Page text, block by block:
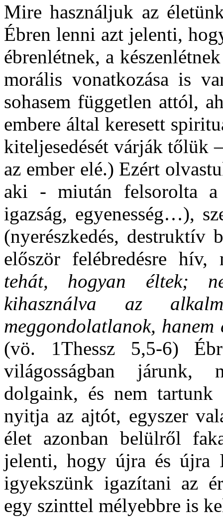
Mire használjuk az
Ébren lenni azt jelenti,
ébrenlétnek, a
morális vonatkozása is
sohasem független attól,
embere által keresett
kiteljesedését várják tőlük
az ember elé.) Ezért
aki - miután felsorolta a
igazság, egyenesség…),
(nyerészkedés, destruktív
először felébredésre
tehát, hogyan éltek;
kihasználva az
meggondolatlanok,
(vö. 1Thessz 5,5-6)
világosságban járunk,
dolgaink, és nem
nyitja az ajtót, egyszer
élet azonban belülről
jelenti, hogy újra és újra
igyekszünk igazítani az
egy szinttel mélyebbre is